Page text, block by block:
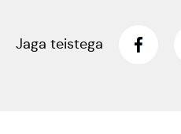
Jaga teistega